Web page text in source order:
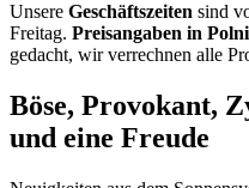
Unsere Geschäftszeiten sind
Freitag. Preisangaben in
gedacht, wir verrechnen alle
Böse, Provokant,
und eine Freude